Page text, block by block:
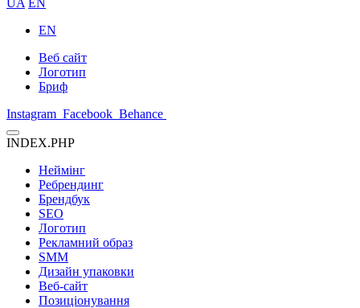
UA EN
EN
Веб сайт
Логотип
Бриф
Instagram Facebook Behance
INDEX.PHP
Неймінг
Ребрендинг
Брендбук
SEO
Логотип
Рекламний образ
SMM
Дизайн упаковки
Веб-сайт
Позиціонування